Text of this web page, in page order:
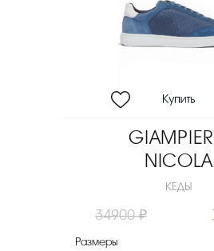
NICOLA
КЕДЫ
34900 ₽
Размеры